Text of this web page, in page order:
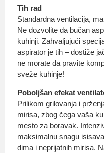
Tih rad
Standardna ventilacija,
Ne dozvolite da bučan
kuhinji. Zahvaljujući
aspirator je tih – dostiže
ne morate da pravite
sveže kuhinje!
Poboljšan efekat
Prilikom grilovanja i
mirisa, zbog čega vaša
mesto za boravak.
maksimalnu snagu
dima i neprijatnih mirisa.